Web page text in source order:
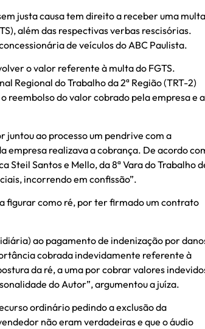
justa causa tem direito a receber uma multa
além das respectivas verbas rescisórias.
de veículos do ABC Paulista.
o valor referente à multa do FGTS.
Regional do Trabalho da 2ª Região (TRT-2)
reembolso do valor cobrado pela empresa e a
ao processo um pendrive com a
empresa realizava a cobrança. De acordo
Steil Santos e Mello, da 8ª Vara do Trabalho
incorrendo em confissão”.
figurar como ré, por ter firmado um contrato
ao pagamento de indenização por
cobrada indevidamente referente à
da ré, a uma por cobrar valores
do Autor”, argumentou a juíza.
ordinário pedindo a exclusão da
não eram verdadeiras e que o áudio